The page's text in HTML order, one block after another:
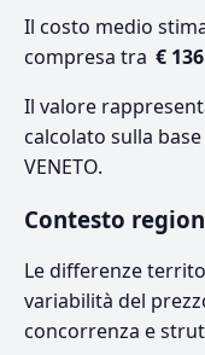
Il costo medio
compresa tra € 136
Il valore
calcolato sulla
VENETO.
Contesto
Le differenze
variabilità del
concorrenza e